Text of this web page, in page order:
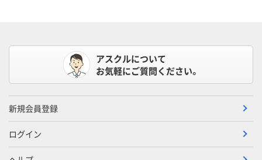
アスクルについて
お気軽にご質問ください。
新規会員登録
ログイン